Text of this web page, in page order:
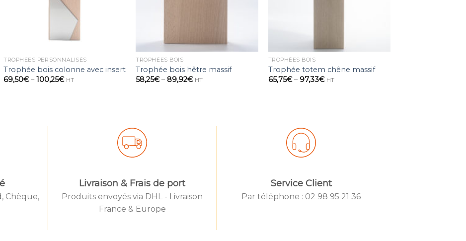
TROPHÉES PERSONNALISÉS
Trophée bois colonne avec insert
69,50€–100,25€ HT
TROPHÉES BOIS
Trophée bois hêtre massif
58,25€– 89,92€ HT
TROPHÉES BOIS
Trophée totem chêne massif
65,75€– 97,33€ HT
by IYIKON
Chèque,
Created by IYIKON
Livraison & Frais de port
Produits envoyés via DHL - Livraison
France & Europe
Service Client
Par téléphone : 02 98 95 21 36